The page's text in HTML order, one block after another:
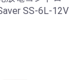
SS-6L-12V